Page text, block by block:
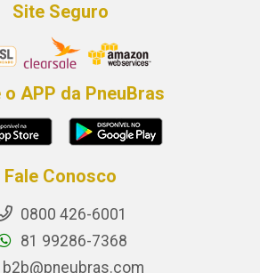
Site Seguro
o APP da PneuBras
Fale Conosco
0800 426-6001
81 99286-7368
b2b@pneubras.com